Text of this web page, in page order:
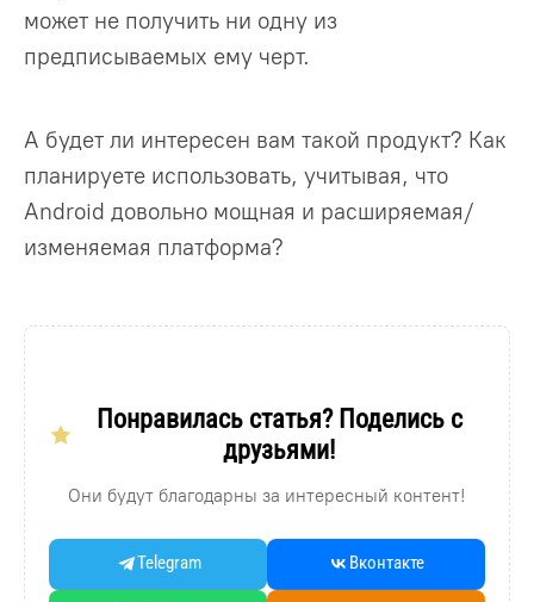
может не получить ни одну из
предписываемых ему черт.
А будет ли интересен вам такой продукт? Как
планируете использовать, учитывая, что
Android довольно мощная и расширяемая/
изменяемая платформа?
Понравилась статья? Поделись с
друзьями!
Они будут благодарны за интересный контент!
Telegram Вконтакте